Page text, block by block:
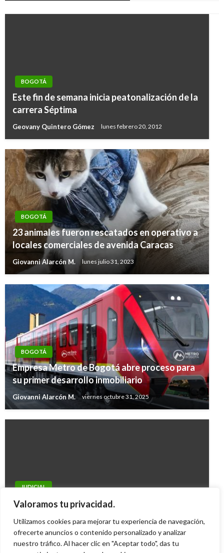
Valoramos tu privacidad.
Utilizamos cookies para mejorar tu experiencia de navegación,
ofrecerte anuncios o contenido personalizado y analizar
nuestro tráfico. Al hacer clic en "Aceptar todo", das tu
BOGOTÁ
Este fin de semana inicia peatonalización de la
carrera Séptima
Geovany Quintero Gómez lunes febrero 20, 2012
BOGOTÁ
23 animales fueron rescatados en operativo a
locales comerciales de avenida Caracas
Giovanni Alarcón M. lunes julio 31, 2023
BOGOTÁ
Empresa Metro de Bogotá abre proceso para
su primer desarrollo inmobiliario
Giovanni Alarcón M. viernes octubre 31, 2025
JUDICIAL
Fiscalía ordena la captura de 22 militares por
Andres Felipe Gama miércoles septiembre 2, 2015